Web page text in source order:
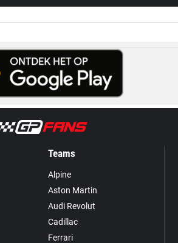
Teams
Alpine
Aston Martin
Audi Revolut
Cadillac
Ferrari